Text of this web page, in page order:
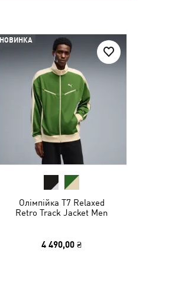
НОВИНКА
Олімпійка T7 Relaxed
Retro Track Jacket Men
4 490,00 ₴